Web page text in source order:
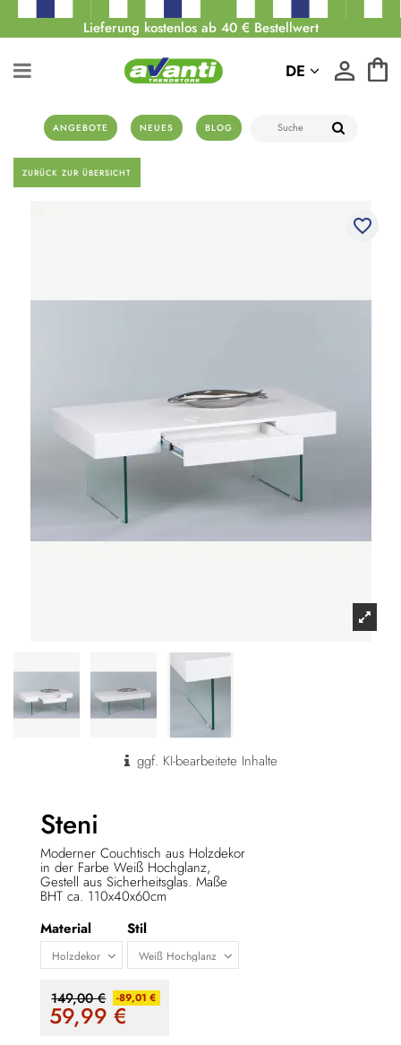
Lieferung kostenlos ab 40 € Bestellwert
ANGEBOTE NEUES BLOG
DE
ZURÜCK ZUR ÜBERSICHT
favorite_border
ggf. KI-bearbeitete Inhalte
Steni
Moderner Couchtisch aus Holzdekor
in der Farbe Weiß Hochglanz,
Gestell aus Sicherheitsglas. Maße
BHT ca. 110x40x60cm
Material
Stil
149,00 € -89,01 €
59,99 €